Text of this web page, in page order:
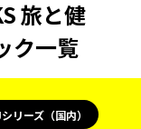
旅と健
ク一覧
リーズ（国内）